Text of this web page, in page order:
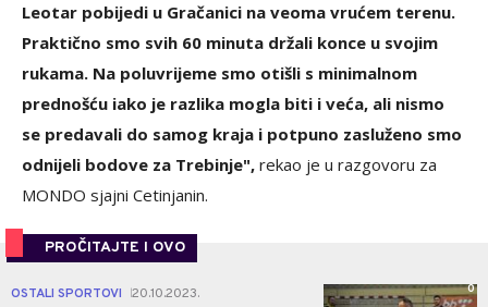
Leotar pobijedi u Gračanici na veoma vrućem terenu.
Praktično smo svih 60 minuta držali konce u svojim
rukama. Na poluvrijeme smo otišli s minimalnom
prednošću iako je razlika mogla biti i veća, ali nismo
se predavali do samog kraja i potpuno zasluženo smo
odnijeli bodove za Trebinje", rekao je u razgovoru za
MONDO sjajni Cetinjanin.
PROČITAJTE I OVO
OSTALI SPORTOVI 20.10.2023. 0